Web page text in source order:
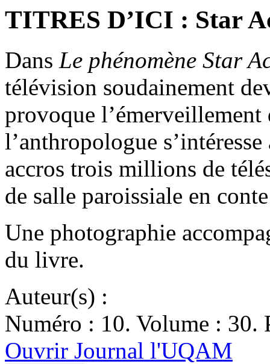
TITRES D’ICI : Star
Dans Le phénomène Star
télévision soudainement
provoque l’émerveillement
l’anthropologue
accros trois millions de
de salle paroissiale en
Une photographie
du livre.
Auteur(s) :
Numéro : 10. Volume : 30.
Ouvrir Journal l'UQAM